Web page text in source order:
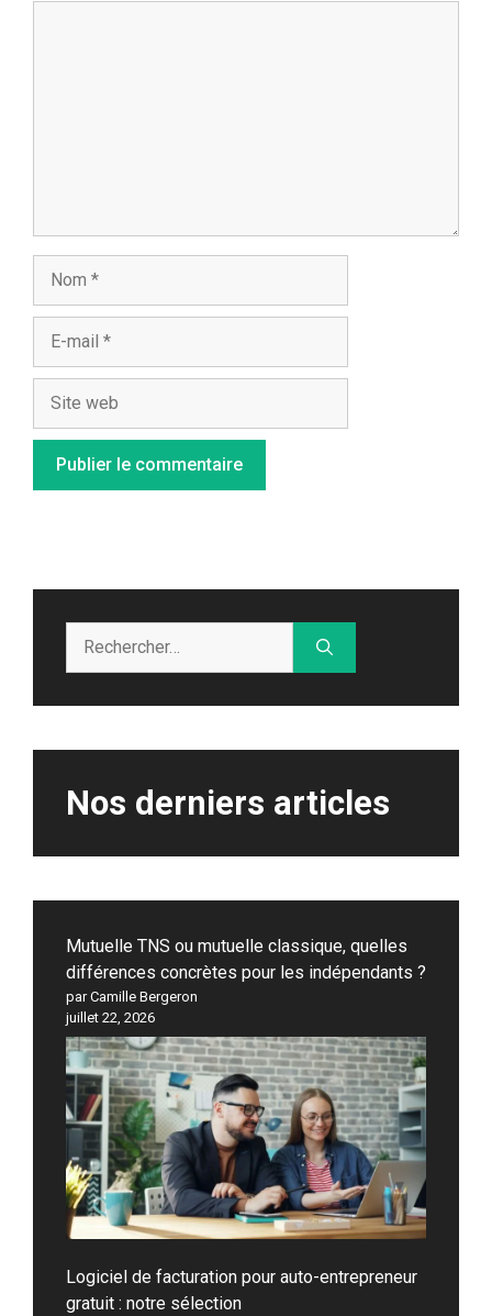
mail
web
Nos derniers articles
Mutuelle TNS ou mutuelle classique, quelles
différences concrètes pour les indépendants ?
par Camille Bergeron
juillet 22, 2026
Logiciel de facturation pour auto-entrepreneur
gratuit : notre sélection